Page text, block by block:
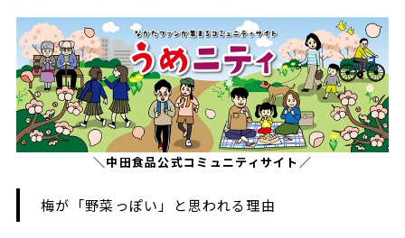
＼中田食品公式コミュニティサイト／
梅が「野菜っぽい」と思われる理由